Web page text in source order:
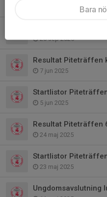
20 sep 2025
Resultat Piteträffen
7 jun 2025
Startlistor
5 jun 2025
Resultat Piteträffen
24 maj 2025
Startlistor
23 maj 2025
Ungdomsavslutning
Bara